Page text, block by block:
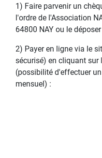
1) Faire parvenir un
l'ordre de l'Association
64800 NAY ou le
2) Payer en ligne via le
sécurisé) en cliquant sur
(possibilité d'effectuer
mensuel) :